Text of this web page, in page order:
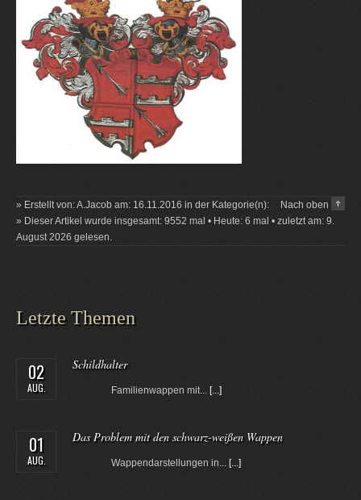
Nach oben
» Erstellt von: A.Jacob am: 16.11.2016 in der Kategorie(n):
» Dieser Artikel wurde insgesamt: 9552 mal • Heute: 6 mal • zuletzt am: 9.
August 2026 gelesen.
Letzte Themen
02
AUG.
Schildhalter
Familienwappen mit... [...]
01
AUG.
Das Problem mit den schwarz-weißen Wappen
Wappendarstellungen in... [...]